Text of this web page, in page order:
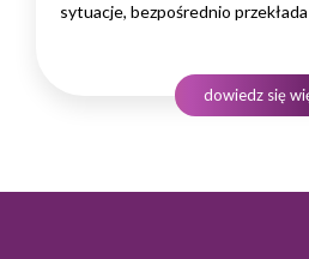
sytuacje, bezpośrednio
produktowej, lecz także
komunikacyjnych, empatii…
dowiedz się